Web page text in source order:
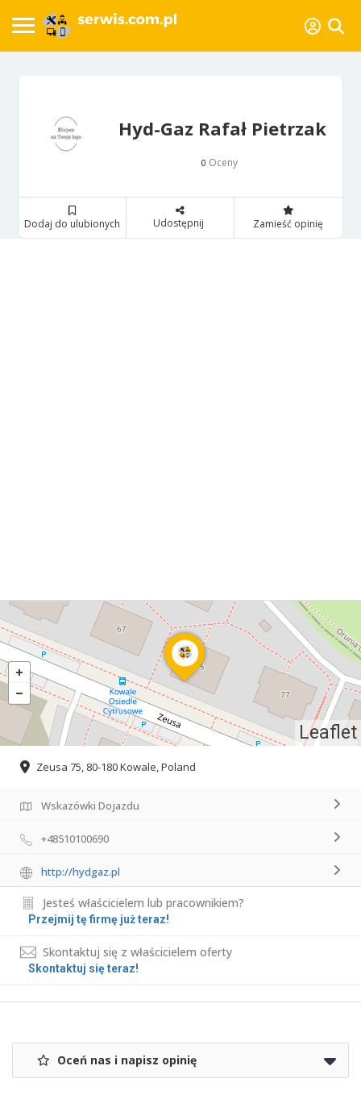
Hyd-Gaz Rafał Pietrzak
0 Oceny
Dodaj do ulubionych Udostępnij Zamieść opinię
Leaflet
Zeusa 75, 80-180 Kowale, Poland
Wskazówki Dojazdu
+48510100690
http://hydgaz.pl
Jesteś właścicielem lub pracownikiem?
Przejmij tę firmę już teraz!
Skontaktuj się z właścicielem oferty
Skontaktuj się teraz!
Oceń nas i napisz opinię